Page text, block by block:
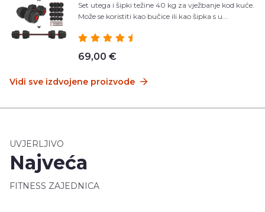
Set utega i šipki težine 40 kg za vježbanje kod kuće.
Može se koristiti kao bučice ili kao šipka s u...
69,00 €
Vidi sve izdvojene proizvode
UVJERLJIVO
Najveća
FITNESS ZAJEDNICA